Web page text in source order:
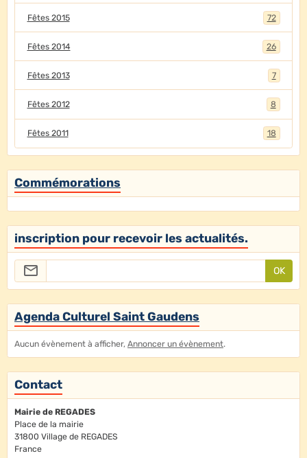
Fêtes 2015 72
Fêtes 2014 26
Fêtes 2013 7
Fêtes 2012 8
Fêtes 2011 18
Commémorations
inscription pour recevoir les actualités.
OK
Agenda Culturel Saint Gaudens
Aucun évènement à afficher, Annoncer un évènement.
Contact
Mairie de REGADES
Place de la mairie
31800 Village de REGADES
France